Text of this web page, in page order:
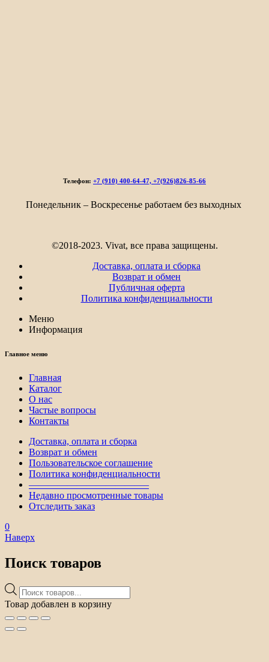
Телефон: +7 (910) 400-64-47, +7(926)826-85-66
Понедельник – Воскресенье работаем без выходных
©2018-2023. Vivat, все права защищены.
Доставка, оплата и сборка
Возврат и обмен
Публичная оферта
Политика конфиденциальности
Меню
Информация
Главное меню
Главная
Каталог
О нас
Частые вопросы
Контакты
Доставка, оплата и сборка
Возврат и обмен
Пользовательское соглашение
Политика конфиденциальности
————————————–
Недавно просмотренные товары
Отследить заказ
0
Наверх
Поиск товаров
Поиск
товаров
Товар добавлен в корзину